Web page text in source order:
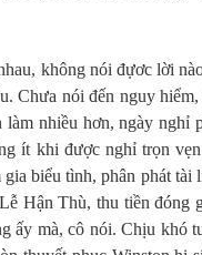
không nói đựơc lời
Chưa nói đến nguy
nhiều hơn, ngày nghỉ
ít khi được nghỉ trọn vẹn
biểu tình, phân phát tài
Hận Thù, thu tiền đóng
ấy mà, cô nói. Chịu khó